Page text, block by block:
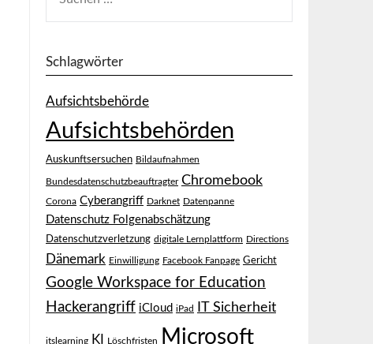
NACH:
Schlagwörter
Aufsichtsbehörde
Aufsichtsbehörden
Auskunftsersuchen Bildaufnahmen
Bundesdatenschutzbeauftragter Chromebook
Corona Cyberangriff Darknet Datenpanne
Datenschutz Folgenabschätzung
Datenschutzverletzung digitale Lernplattform Directions
Dänemark Einwilligung Facebook Fanpage Gericht
Google Workspace for Education
Hackerangriff iCloud iPad IT Sicherheit
itslearning KI Löschfristen
Microsoft